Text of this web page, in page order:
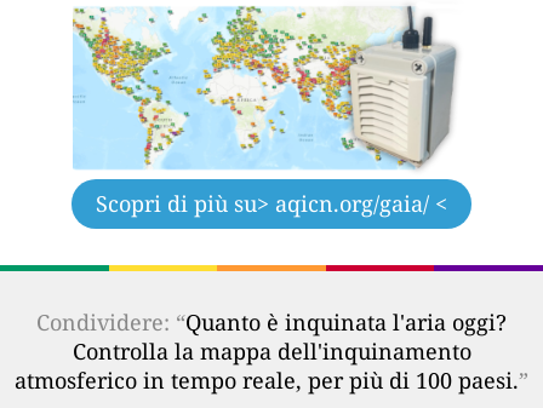
Scopri di più su> aqicn.org/gaia/ <
Condividere: “Quanto è inquinata l'aria oggi?
Controlla la mappa dell'inquinamento
atmosferico in tempo reale, per più di 100 paesi.”